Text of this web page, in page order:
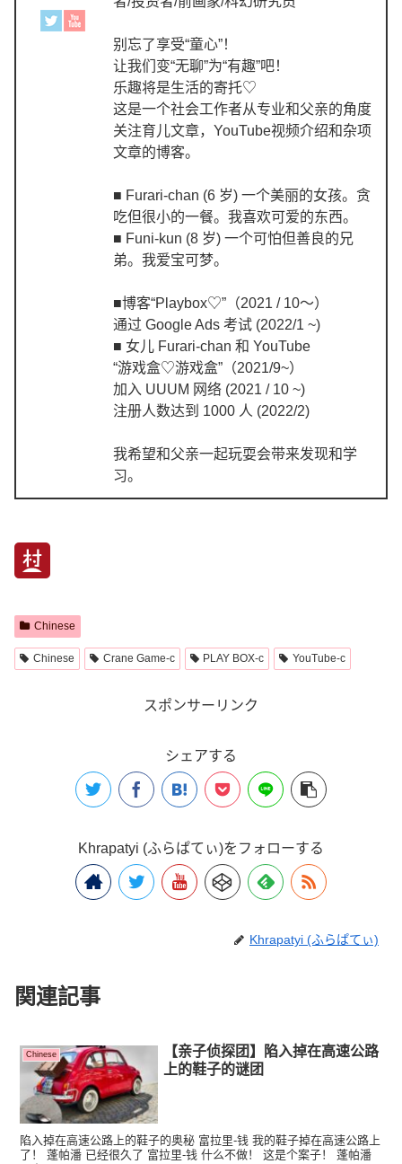
别忘了享受“童心”！
让我们变“无聊”为“有趣”吧！
乐趣将是生活的寄托♡
这是一个社会工作者从专业和父亲的角度
关注育儿文章，YouTube视频介绍和杂项
文章的博客。
■ Furari-chan (6 岁) 一个美丽的女孩。贪
吃但很小的一餐。我喜欢可爱的东西。
■ Funi-kun (8 岁) 一个可怕但善良的兄
弟。我爱宝可梦。
■博客“Playbox♡”（2021 / 10〜）
通过 Google Ads 考试 (2022/1 ~)
■ 女儿 Furari-chan 和 YouTube
“游戏盒♡游戏盒”（2021/9~）
加入 UUUM 网络 (2021 / 10 ~)
注册人数达到 1000 人 (2022/2)
我希望和父亲一起玩耍会带来发现和学
习。
Chinese
Chinese Crane Game-c PLAY BOX-c YouTube-c
スポンサーリンク
シェアする
Khrapatyi (ふらぱてぃ)をフォローする
Khrapatyi (ふらぱてぃ)
関連記事
Chinese
【亲子侦探团】陷入掉在高速公路
上的鞋子的谜团
陷入掉在高速公路上的鞋子的奥秘 富拉里-钱 我的鞋子掉在高速公路上
了！ 蓬帕潘 已经很久了 富拉里-钱 什么不做！ 这是个案子！ 蓬帕潘